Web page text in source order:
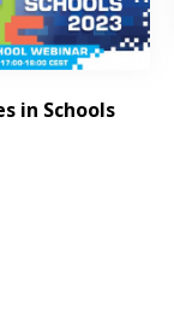
in Schools